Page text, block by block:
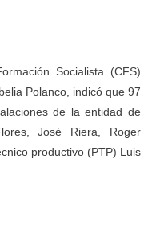
Socialista (CFS)
Polanco, indicó que 97
de la entidad de
José Riera, Roger
productivo (PTP) Luis